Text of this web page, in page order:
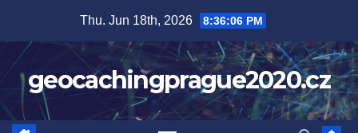
content
Thu. Jun 18th, 2026 8:36:07 PM
geocachingprague2020.cz